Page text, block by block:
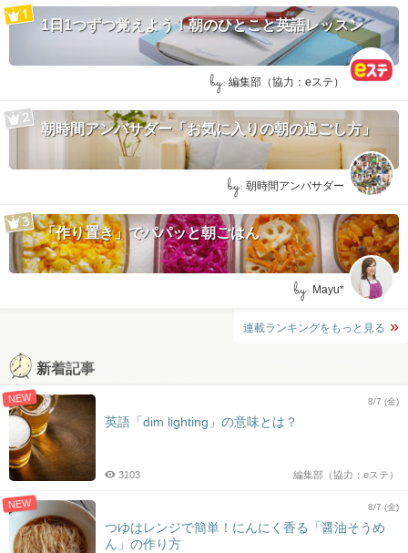
1日1つずつ覚えよう！朝のひとこと英語レッスン
by: 編集部（協力：eステ）
朝時間アンバサダー「お気に入りの朝の過ごし方」
by: 朝時間アンバサダー
「作り置き」でパパッと朝ごはん
by: Mayu*
連載ランキングをもっと見る
新着記事
NEW 8/7 (金)
英語「dim lighting」の意味とは？
編集部（協力：eステ）
3103
NEW 8/7 (金)
つゆはレンジで簡単！にんにく香る「醤油そうめ
ん」の作り方